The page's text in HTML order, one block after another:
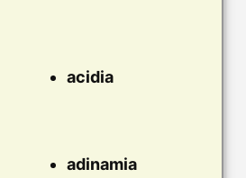
acidia
adinamia